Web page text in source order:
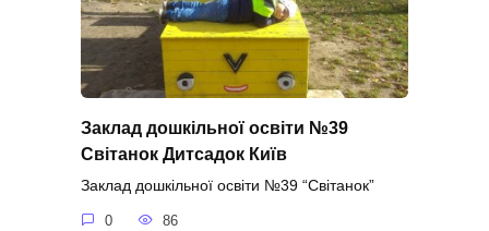
Заклад дошкільної освіти №39
Світанок Дитсадок Київ
Заклад дошкільної освіти №39 “Світанок”
0 86